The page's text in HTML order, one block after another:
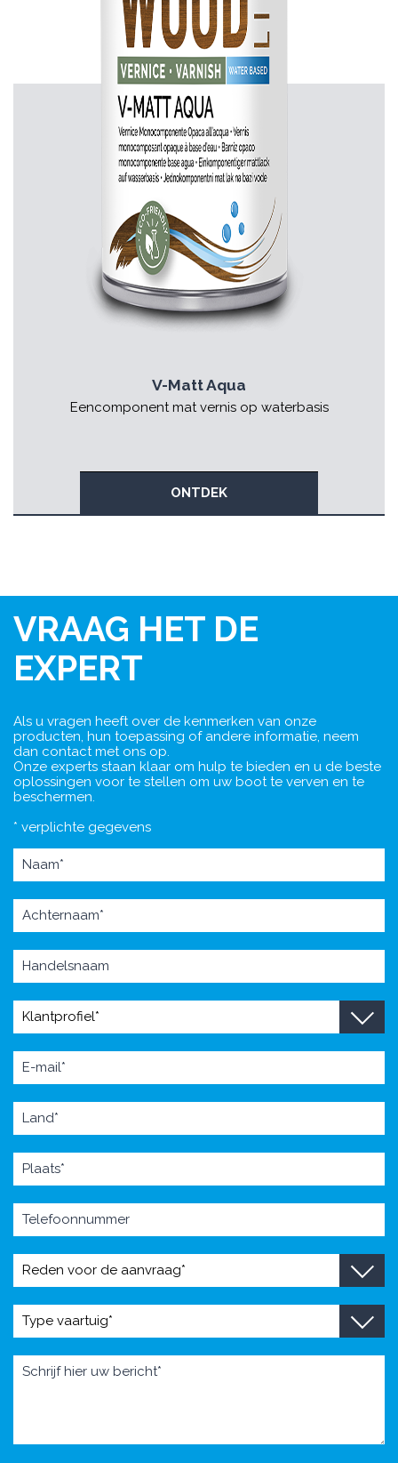
V-Matt Aqua
Eencomponent mat vernis op waterbasis
ONTDEK
VRAAG HET DE
EXPERT
Als u vragen heeft over de kenmerken van onze
producten, hun toepassing of andere informatie, neem
dan contact met ons op.
Onze experts staan klaar om hulp te bieden en u de beste
oplossingen voor te stellen om uw boot te verven en te
beschermen.
* verplichte gegevens